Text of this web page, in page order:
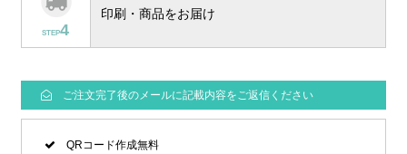
STEP4
印刷・商品をお届け
ご注文完了後のメールに記載内容をご返信ください
QRコード作成無料